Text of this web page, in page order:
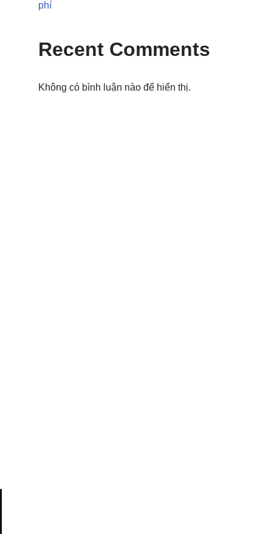
phí
Recent Comments
Không có bình luận nào để hiển thị.